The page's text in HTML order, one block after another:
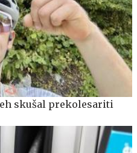
skušal prekolesariti